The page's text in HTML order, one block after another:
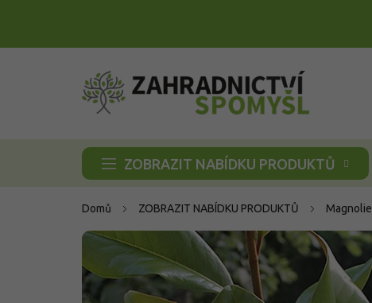
ZOBRAZIT NABÍDKU PRODUKTŮ
Domů ZOBRAZIT NABÍDKU PRODUKTŮ Magnolie